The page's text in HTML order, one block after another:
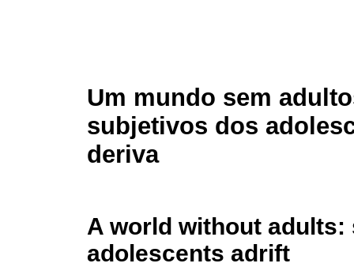
Um mundo sem
subjetivos dos
deriva
A world without
adolescents adrift